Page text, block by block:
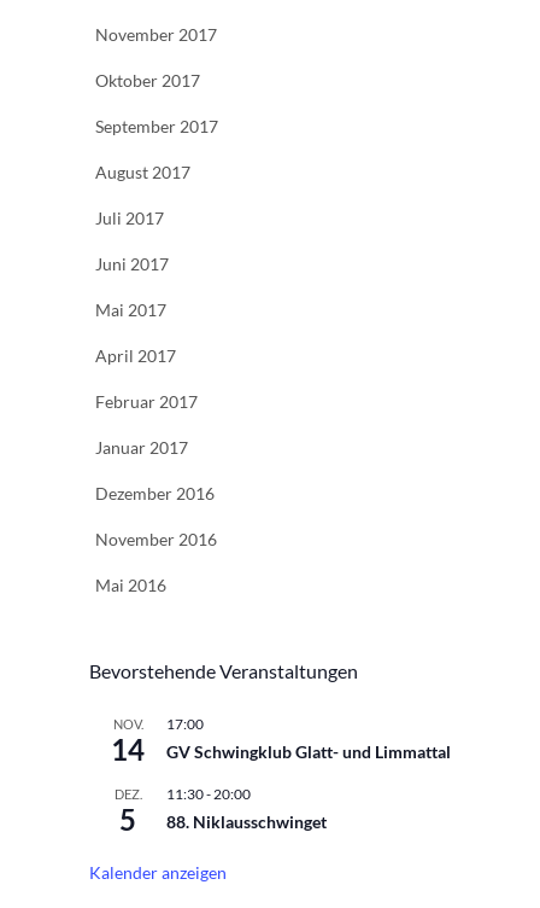
November 2017
Oktober 2017
September 2017
August 2017
Juli 2017
Juni 2017
Mai 2017
April 2017
Februar 2017
Januar 2017
Dezember 2016
November 2016
Mai 2016
Bevorstehende Veranstaltungen
NOV.
14
17:00
GV Schwingklub Glatt- und Limmattal
DEZ.
5
11:30- 20:00
88. Niklausschwinget
Kalender anzeigen